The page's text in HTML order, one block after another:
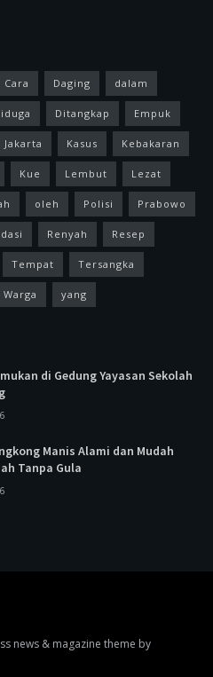
Cara Daging dalam
Ditangkap Empuk
Jakarta Kasus Kebakaran
Kue Lembut Lezat
oleh Polisi Prabowo
Renyah Resep
Tempat Tersangka
Warga yang
di Gedung Yayasan Sekolah
Manis Alami dan Mudah
Tanpa Gula
news & magazine theme by